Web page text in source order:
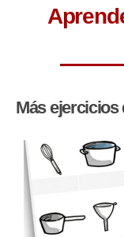
Más ejercicios